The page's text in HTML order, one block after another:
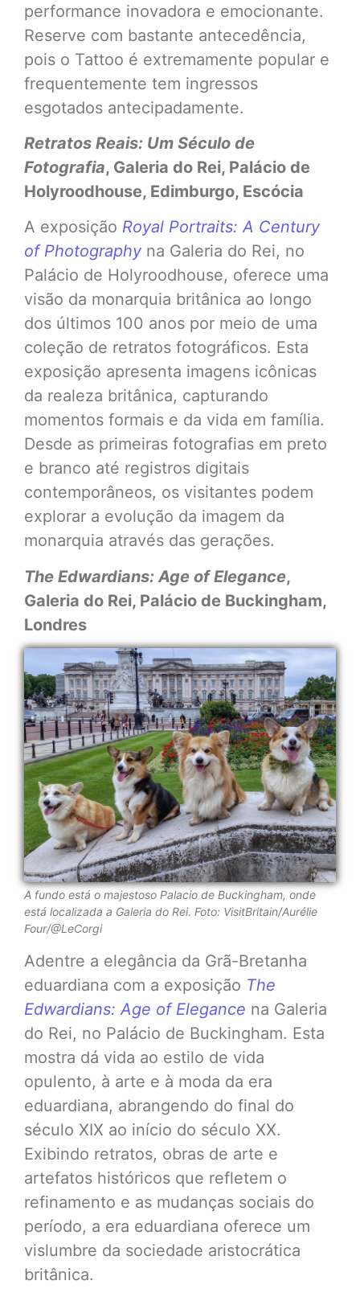
performance inovadora e emocionante.
Reserve com bastante antecedência,
pois o Tattoo é extremamente popular e
frequentemente tem ingressos
esgotados antecipadamente.
Retratos Reais: Um Século de
Fotografia, Galeria do Rei, Palácio de
Holyroodhouse, Edimburgo, Escócia
A exposição Royal Portraits: A Century
of Photography na Galeria do Rei, no
Palácio de Holyroodhouse, oferece uma
visão da monarquia britânica ao longo
dos últimos 100 anos por meio de uma
coleção de retratos fotográficos. Esta
exposição apresenta imagens icônicas
da realeza britânica, capturando
momentos formais e da vida em família.
Desde as primeiras fotografias em preto
e branco até registros digitais
contemporâneos, os visitantes podem
explorar a evolução da imagem da
monarquia através das gerações.
The Edwardians: Age of Elegance,
Galeria do Rei, Palácio de Buckingham,
Londres
A fundo está o majestoso Palacio de Buckingham, onde
está localizada a Galeria do Rei. Foto: VisitBritain/Aurélie
Four/@LeCorgi
Adentre a elegância da Grã-Bretanha
eduardiana com a exposição The
Edwardians: Age of Elegance na Galeria
do Rei, no Palácio de Buckingham. Esta
mostra dá vida ao estilo de vida
opulento, à arte e à moda da era
eduardiana, abrangendo do final do
século XIX ao início do século XX.
Exibindo retratos, obras de arte e
artefatos históricos que refletem o
refinamento e as mudanças sociais do
período, a era eduardiana oferece um
vislumbre da sociedade aristocrática
britânica.